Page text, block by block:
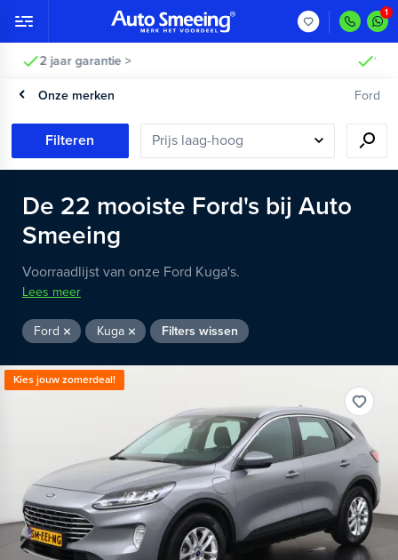
Onze merken Ford
Filteren
De 22 mooiste Ford's bij Auto
Smeeing
Voorraadlijst van onze Ford Kuga's.
Lees meer
Ford Kuga Filters wissen
Kies jouw zomerdeal!